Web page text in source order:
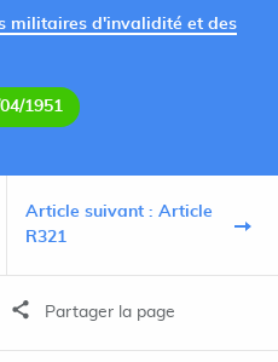
militaires d'invalidité et des
1951
Article suivant : Article
R321
Partager la page